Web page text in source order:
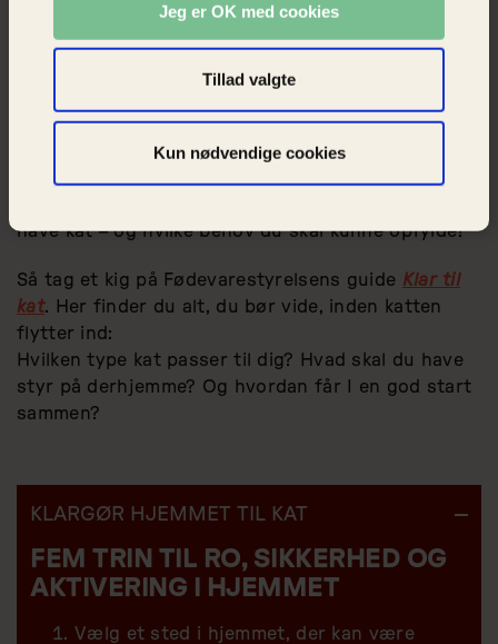
Jeg er OK med cookies
Tillad valgte
Kun nødvendige cookies
hundrede anmeldelser om dumpede katte.
Er du klar til kat?
have kat – og hvilke behov du skal kunne opfylde?
Så tag et kig på Fødevarestyrelsens guide Klar til
kat. Her finder du alt, du bør vide, inden katten
flytter ind:
Hvilken type kat passer til dig? Hvad skal du have
styr på derhjemme? Og hvordan får I en god start
sammen?
KLARGØR HJEMMET TIL KAT
FEM TRIN TIL RO, SIKKERHED OG
AKTIVERING I HJEMMET
Vælg et sted i hjemmet, der kan være